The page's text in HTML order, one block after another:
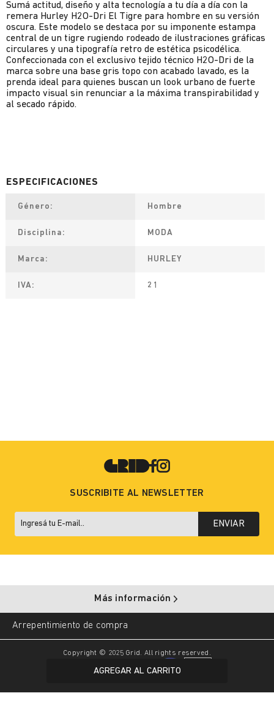
AGREGAR AL CARRITO
Sumá actitud, diseño y alta tecnología a tu día a día con la
remera Hurley H2O-Dri El Tigre para hombre en su versión
oscura. Este modelo se destaca por su imponente estampa
central de un tigre rugiendo rodeado de ilustraciones gráficas
circulares y una tipografía retro de estética psicodélica.
Confeccionada con el exclusivo tejido técnico H2O-Dri de la
marca sobre una base gris topo con acabado lavado, es la
prenda ideal para quienes buscan un look urbano de fuerte
impacto visual sin renunciar a la máxima transpirabilidad y
al secado rápido.
Género Hombre
Disciplina MODA
Marca HURLEY
IVA 21
SUSCRIBITE AL NEWSLETTER
ENVIAR
Más información
Arrepentimiento de compra
Copyright © 2025 Grid. All rights reserved.